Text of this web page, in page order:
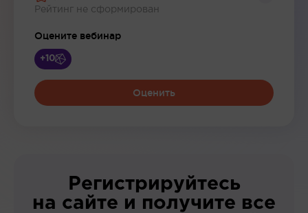
Рейтинг не сформирован
Оцените вебинар
+10
Оценить
Регистрируйтесь
на сайте и получите все